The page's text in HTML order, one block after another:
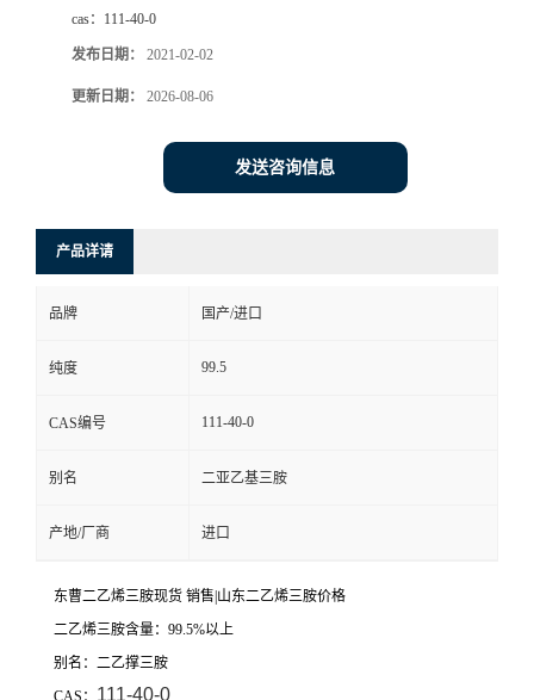
cas： 111-40-0
发布日期： 2021-02-02
更新日期： 2026-08-06
发送咨询信息
产品详请
品牌 国产/进口
纯度 99.5
CAS编号 111-40-0
别名 二亚乙基三胺
产地/厂商 进口
东曹二乙烯三胺现货 销售|山东二乙烯三胺价格
二乙烯三胺含量：99.5%以上
别名：二乙撑三胺
111-40-0